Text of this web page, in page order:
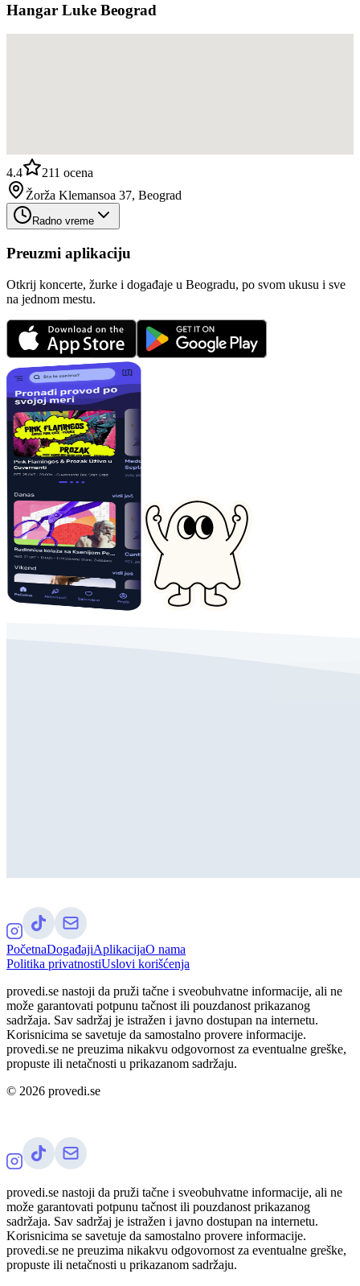
Hangar Luke Beograd
4.4 211 ocena
Žorža Klemansoa 37, Beograd
Radno vreme
Preuzmi aplikaciju
Otkrij koncerte, žurke i događaje u Beogradu, po svom ukusu i sve
na jednom mestu.
PočetnaDogađajiAplikacijaO nama
Politika privatnostiUslovi korišćenja
provedi.se nastoji da pruži tačne i sveobuhvatne informacije, ali ne
može garantovati potpunu tačnost ili pouzdanost prikazanog
sadržaja. Sav sadržaj je istražen i javno dostupan na internetu.
Korisnicima se savetuje da samostalno provere informacije.
provedi.se ne preuzima nikakvu odgovornost za eventualne greške,
propuste ili netačnosti u prikazanom sadržaju.
© 2026 provedi.se
provedi.se nastoji da pruži tačne i sveobuhvatne informacije, ali ne
može garantovati potpunu tačnost ili pouzdanost prikazanog
sadržaja. Sav sadržaj je istražen i javno dostupan na internetu.
Korisnicima se savetuje da samostalno provere informacije.
provedi.se ne preuzima nikakvu odgovornost za eventualne greške,
propuste ili netačnosti u prikazanom sadržaju.